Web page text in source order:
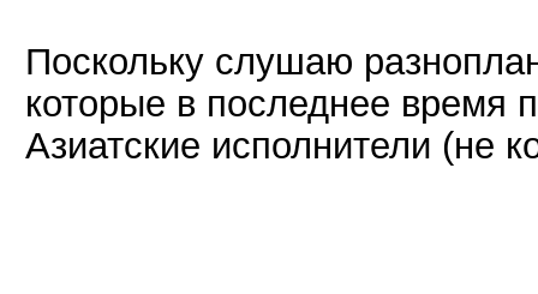
Поскольку слушаю
которые в последнее время
Азиатские исполнители (не